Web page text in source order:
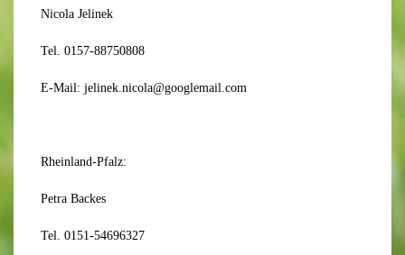
Nicola Jelinek
Tel. 0157-88750808
E-Mail: jelinek.nicola@googlemail.com
Rheinland-Pfalz:
Petra Backes
Tel. 0151-54696327